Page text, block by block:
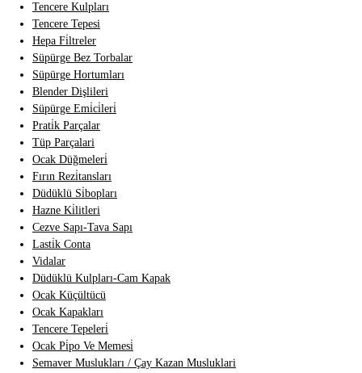
Tencere Kulpları
Tencere Tepesi
Hepa Fi̇ltreler
Süpürge Bez Torbalar
Süpürge Hortumları
Blender Dişlileri
Süpürge Emi̇ci̇leri̇
Prati̇k Parçalar
Tüp Parçalari
Ocak Düğmeleri̇
Fırın Rezi̇tansları
Düdüklü Si̇bopları
Hazne Ki̇litleri
Cezve Sapı-Tava Sapı
Lasti̇k Conta
Vidalar
Düdüklü Kulpları-Cam Kapak
Ocak Küçültücü
Ocak Kapakları
Tencere Tepeleri̇
Ocak Pi̇po Ve Memesi̇
Semaver Muslukları / Çay Kazan Musluklari